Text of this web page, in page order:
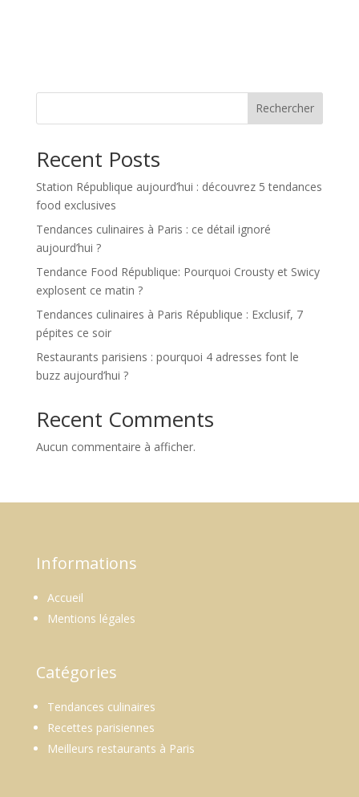
Rechercher
Recent Posts
Station République aujourd’hui : découvrez 5 tendances
food exclusives
Tendances culinaires à Paris : ce détail ignoré
aujourd’hui ?
Tendance Food République: Pourquoi Crousty et Swicy
explosent ce matin ?
Tendances culinaires à Paris République : Exclusif, 7
pépites ce soir
Restaurants parisiens : pourquoi 4 adresses font le
buzz aujourd’hui ?
Recent Comments
Aucun commentaire à afficher.
Informations
Accueil
Mentions légales
Catégories
Tendances culinaires
Recettes parisiennes
Meilleurs restaurants à Paris